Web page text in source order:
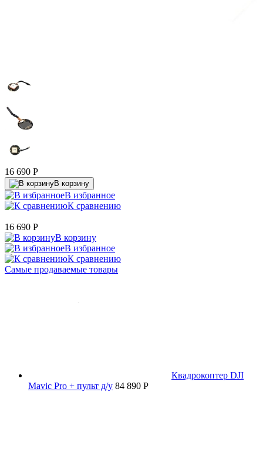
16 690 P
В корзину
В избранное
К сравнению
16 690 P
В корзину
В избранное
К сравнению
Самые продаваемые товары
Квадрокоптер DJI
Mavic Pro + пульт д/у 84 890 P